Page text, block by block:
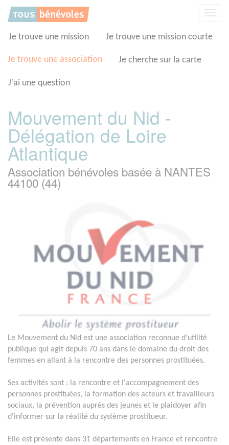
Je trouve une mission Je trouve une mission courte
Je trouve une association Je cherche sur la carte
J'ai une question
Mouvement du Nid -
Délégation de Loire
Atlantique
Association bénévoles basée à NANTES
44100 (44)
Le Mouvement du Nid est une association reconnue d'utilité
publique qui agit depuis 70 ans dans le domaine du droit des
femmes en allant à la rencontre des personnes prostituées.
Ses activités sont : la rencontre et l'accompagnement des
personnes prostituées, la formation des acteurs et travailleurs
sociaux, la prévention auprès des jeunes et le plaidoyer afin
d'informer sur la réalité du système prostitueur.
Elle est présente dans 31 départements en France et rencontre
Panneau de gestion des cookies